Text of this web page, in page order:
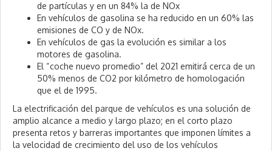
de partículas y en un 84% la de NOx
En vehículos de gasolina se ha reducido en un 60% las
emisiones de CO y de NOx.
En vehículos de gas la evolución es similar a los
motores de gasolina.
El “coche nuevo promedio” del 2021 emitirá cerca de un
50% menos de CO2 por kilómetro de homologación
que el de 1995.
La electrificación del parque de vehículos es una solución de
amplio alcance a medio y largo plazo; en el corto plazo
presenta retos y barreras importantes que imponen límites a
la velocidad de crecimiento del uso de los vehículos